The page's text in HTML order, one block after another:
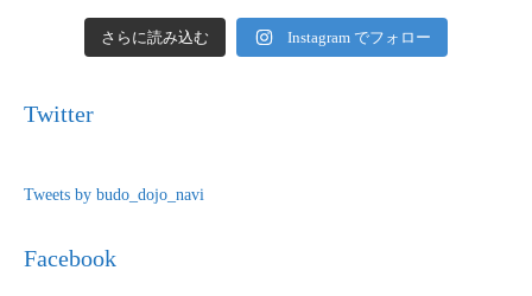
さらに読み込む Instagram でフォロー
Twitter
Tweets by budo_dojo_navi
Facebook